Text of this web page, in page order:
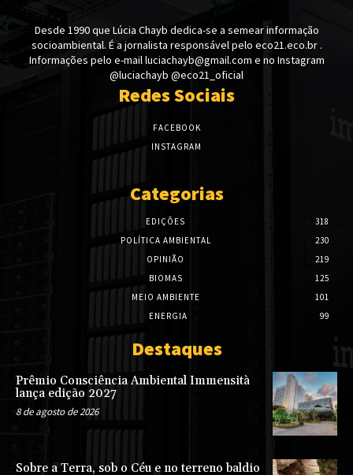
Desde 1990 que Lúcia Chayb dedica-se a semear informação
socioambiental. É a jornalista responsável pelo eco21.eco.br .
Informações pelo e-mail luciachayb@gmail.com e no Instagram
@luciachayb @eco21_oficial
Redes Sociais
FACEBOOK
INSTAGRAM
Categorias
EDIÇÕES
318
POLÍTICA AMBIENTAL
230
OPINIÃO
219
BIOMAS
125
MEIO AMBIENTE
101
ENERGIA
99
Destaques
Prêmio Consciência Ambiental Immensità
lança edição 2027
8 de agosto de 2026
Sobre a Terra, sob o Céu e no terreno baldio